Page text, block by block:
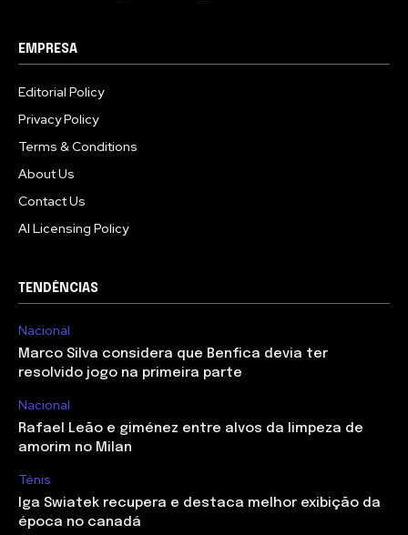
EMPRESA
Editorial Policy
Privacy Policy
Terms & Conditions
About Us
Contact Us
AI Licensing Policy
TENDÊNCIAS
Nacional
Marco Silva considera que Benfica devia ter
resolvido jogo na primeira parte
Nacional
Rafael Leão e giménez entre alvos da limpeza de
amorim no Milan
Ténis
Iga Swiatek recupera e destaca melhor exibição da
época no canadá